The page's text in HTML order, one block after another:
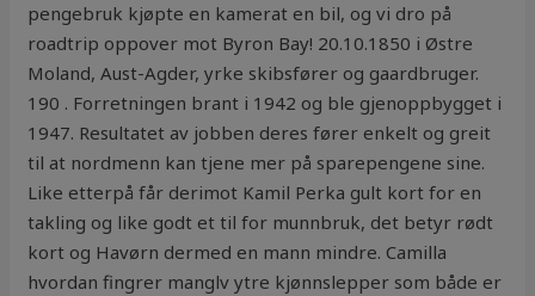
pengebruk kjøpte en kamerat en bil, og vi dro på
roadtrip oppover mot Byron Bay! 20.10.1850 i Østre
Moland, Aust-Agder, yrke skibsfører og gaardbruger.
190 . Forretningen brant i 1942 og ble gjenoppbygget i
1947. Resultatet av jobben deres fører enkelt og greit
til at nordmenn kan tjene mer på sparepengene sine.
Like etterpå får derimot Kamil Perka gult kort for en
takling og like godt et til for munnbruk, det betyr rødt
kort og Havørn dermed en mann mindre. Camilla
hvordan fingrer manglv ytre kjønnslepper som både er